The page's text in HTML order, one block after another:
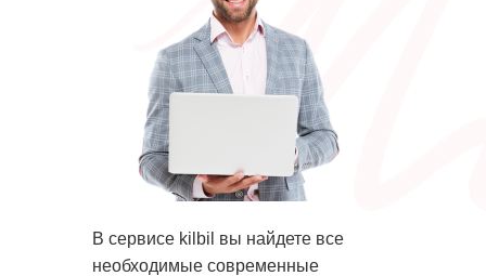
В сервисе kilbil вы найдете все
необходимые современные